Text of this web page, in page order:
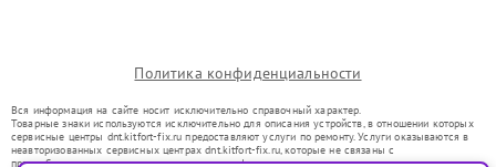
Политика конфиденциальности
Вся информация на сайте носит исключительно справочный характер.
Товарные знаки используются исключительно для описания устройств, в отношении которых
сервисные центры dnt.kitfort-fix.ru предоставляют услуги по ремонту. Услуги оказываются в
неавторизованных сервисных центрах dnt.kitfort-fix.ru, которые не связаны с
правообладателями товарных знаков или их официальными представителями.